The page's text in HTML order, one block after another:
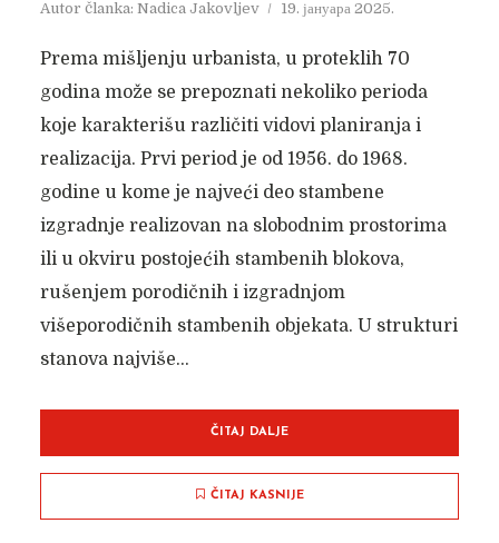
Autor članka: Nadica Jakovljev 19. јануара 2025.
Prema mišljenju urbanista, u proteklih 70
godina može se prepoznati nekoliko perioda
koje karakterišu različiti vidovi planiranja i
realizacija. Prvi period je od 1956. do 1968.
godine u kome je najveći deo stambene
izgradnje realizovan na slobodnim prostorima
ili u okviru postojećih stambenih blokova,
rušenjem porodičnih i izgradnjom
višeporodičnih stambenih objekata. U strukturi
stanova najviše...
ČITAJ DALJE
ČITAJ KASNIJE